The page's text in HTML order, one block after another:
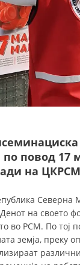
ПРИРАЧНИЦИ
повод 17
на
Северна
на своето
во РСМ. По тој
земја, преку